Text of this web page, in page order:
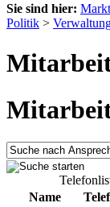
Sie sind hier:
Politik >
Name